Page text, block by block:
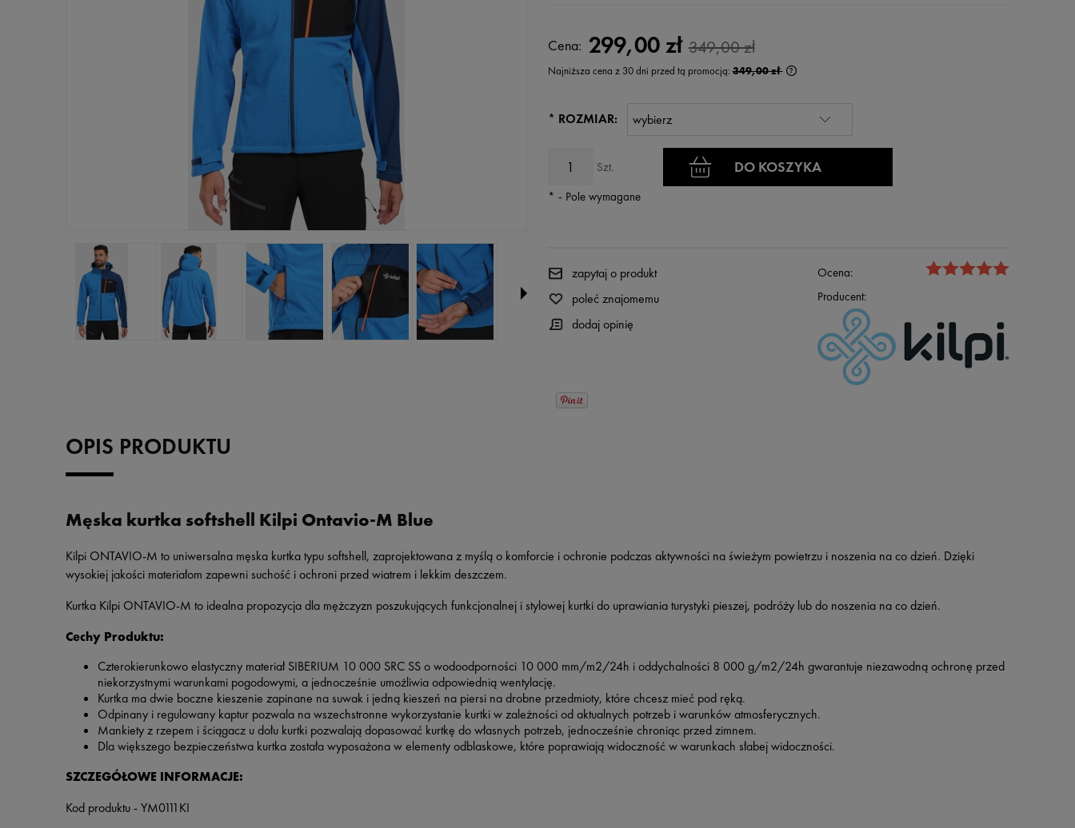
Cena: 299,00 zł 349,00 zł
Najniższa cena z 30 dni przed tą promocją:349,00 zł
wyświetlana jest najniższa cena od momentu,
* ROZMIAR:
Szt. DO KOSZYKA
* - Pole wymagane
Ocena:
Producent:
zapytaj o produkt
poleć znajomemu
dodaj opinię
OPIS PRODUKTU
Męska kurtka softshell Kilpi Ontavio-M Blue
Kilpi ONTAVIO-M to uniwersalna męska kurtka typu softshell, zaprojektowana z myślą o komforcie i ochronie podczas aktywności na świeżym powietrzu i noszenia na co dzień. Dzięki
wysokiej jakości materiałom zapewni suchość i ochroni przed wiatrem i lekkim deszczem.
Kurtka Kilpi ONTAVIO-M to idealna propozycja dla mężczyzn poszukujących funkcjonalnej i stylowej kurtki do uprawiania turystyki pieszej, podróży lub do noszenia na co dzień.
Cechy Produktu:
Czterokierunkowo elastyczny materiał SIBERIUM 10 000 SRC SS o wodoodporności 10 000 mm/m2/24h i oddychalności 8 000 g/m2/24h gwarantuje niezawodną ochronę przed
niekorzystnymi warunkami pogodowymi, a jednocześnie umożliwia odpowiednią wentylację.
Kurtka ma dwie boczne kieszenie zapinane na suwak i jedną kieszeń na piersi na drobne przedmioty, które chcesz mieć pod ręką.
Odpinany i regulowany kaptur pozwala na wszechstronne wykorzystanie kurtki w zależności od aktualnych potrzeb i warunków atmosferycznych.
Mankiety z rzepem i ściągacz u dołu kurtki pozwalają dopasować kurtkę do własnych potrzeb, jednocześnie chroniąc przed zimnem.
Dla większego bezpieczeństwa kurtka została wyposażona w elementy odblaskowe, które poprawiają widoczność w warunkach słabej widoczności.
SZCZEGÓŁOWE INFORMACJE:
Kod produktu - YM0111KI